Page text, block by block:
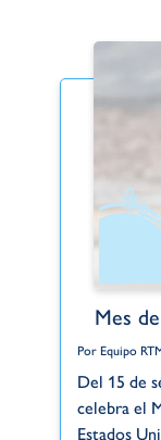
Mes
Por Equipo
Del 15 de
celebra el
Estados